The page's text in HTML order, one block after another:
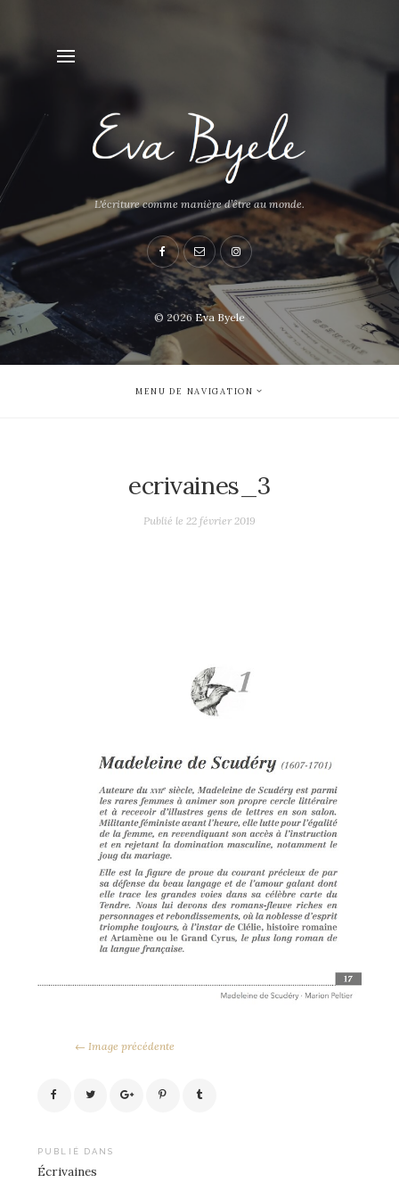
L'écriture comme manière d’être au monde.
© 2026 Eva Byele
MENU DE NAVIGATION
ecrivaines_3
Publié le 22 février 2019
← Image précédente
Navigation
de
PUBLIÉ DANS
Écrivaines